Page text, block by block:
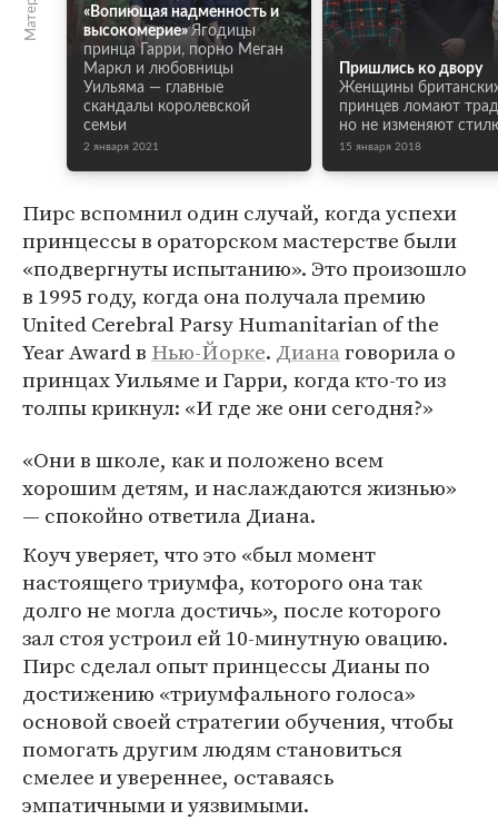
«Вопиющая надменность и
высокомерие» Ягодицы
принца Гарри, порно Меган
Маркл и любовницы
Уильяма — главные
скандалы королевской
семьи
2 января 2021
Пришлись ко двору
Женщины
принцев ломают
но не изменяют
15 января 2018
Пирс вспомнил один случай, когда успехи
принцессы в ораторском мастерстве были
«подвергнуты испытанию». Это произошло
в 1995 году, когда она получала премию
United Cerebral Parsy Humanitarian of the
Year Award в Нью-Йорке. Дианаговорила о
принцах Уильяме и Гарри, когда кто-то из
толпы крикнул: «И где же они сегодня?»
«Они в школе, как и положено всем
хорошим детям, и наслаждаются жизнью»
— спокойно ответила Диана.
Коуч уверяет, что это «был момент
настоящего триумфа, которого она так
долго не могла достичь», после которого
зал стоя устроил ей 10-минутную овацию.
Пирс сделал опыт принцессы Дианы по
достижению «триумфального голоса»
основой своей стратегии обучения, чтобы
помогать другим людям становиться
смелее и увереннее, оставаясь
эмпатичными и уязвимыми.